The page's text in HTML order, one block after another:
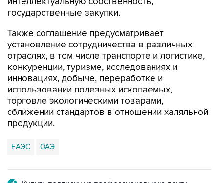
государственные закупки.
Также соглашение предусматривает
установление сотрудничества в различных
отраслях, в том числе транспорте и логистике,
конкуренции, туризме, исследованиях и
инновациях, добыче, переработке и
использовании полезных ископаемых,
торговле экологическими товарами,
сближении стандартов в отношении халяльной
продукции.
ЕАЭС ОАЭ